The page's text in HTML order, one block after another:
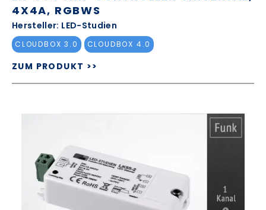
4X4A, RGBWS
Hersteller: LED-Studien
CLOUDBOX 3.0 CLOUDBOX 4.0
ZUM PRODUKT >>